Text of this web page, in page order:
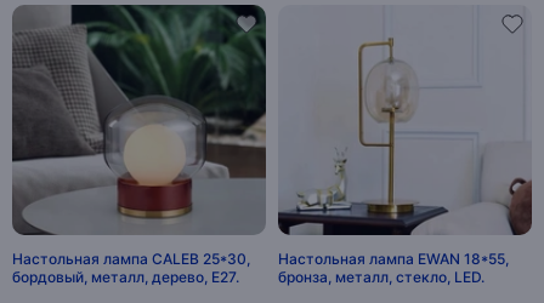
Настольная лампа CALEB 25*30,
бордовый, металл, дерево, Е27.
Настольная лампа EWAN 18*55,
бронза, металл, стекло, LED.